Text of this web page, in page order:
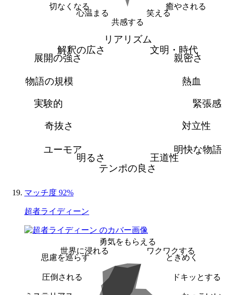
癒やされる
笑える
共感する
心温まる
切なくなる
リアリズム
文明・時代
親密さ
熱血
緊張感
対立性
明快な物語
王道性
テンポの良さ
明るさ
ユーモア
奇抜さ
実験的
物語の規模
展開の強さ
解釈の広さ
マッチ度 92%
超者ライディーン
勇気をもらえる
ワクワクする
ときめく
ドキッとする
圧倒される
思慮を巡らす
世界に浸れる